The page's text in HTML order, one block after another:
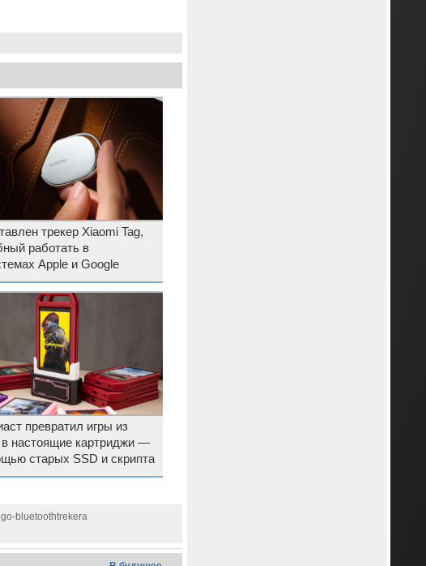
трекер Xiaomi Tag,
работать в
Apple и Google
превратил игры из
в настоящие картриджи —
старых SSD и скрипта
bluetoothtrekera